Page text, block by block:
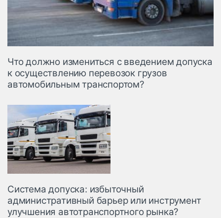
Что должно измениться с введением допуска
к осуществлению перевозок грузов
автомобильным транспортом?
Система допуска: избыточный
административный барьер или инструмент
улучшения автотранспортного рынка?